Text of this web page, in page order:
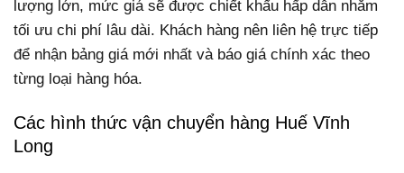
lượng lớn, mức giá sẽ được chiết khấu hấp dẫn nhằm
tối ưu chi phí lâu dài. Khách hàng nên liên hệ trực tiếp
để nhận bảng giá mới nhất và báo giá chính xác theo
từng loại hàng hóa.
Các hình thức vận chuyển hàng Huế Vĩnh
Long